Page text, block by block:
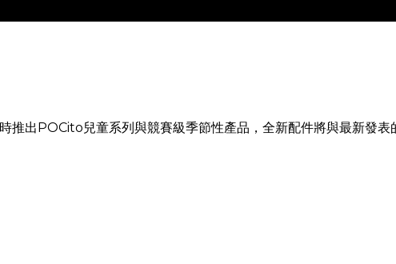
出POCito兒童系列與競賽級季節性產品，全新配件將與最新發表